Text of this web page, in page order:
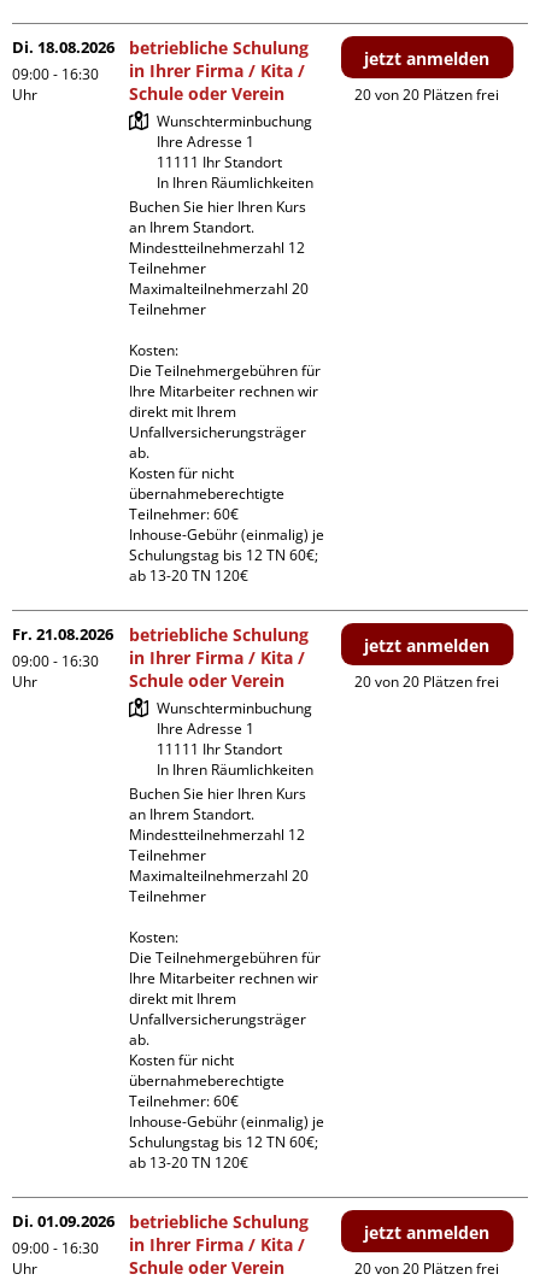
Di. 18.08.2026
09:00 - 16:30
Uhr
betriebliche Schulung
in Ihrer Firma / Kita /
Schule oder Verein
Wunschterminbuchung
Ihre Adresse 1
11111 Ihr Standort
In Ihren Räumlichkeiten
Buchen Sie hier Ihren Kurs
an Ihrem Standort.
Mindestteilnehmerzahl 12
Teilnehmer
Maximalteilnehmerzahl 20
Teilnehmer
Kosten:
Die Teilnehmergebühren für
Ihre Mitarbeiter rechnen wir
direkt mit Ihrem
Unfallversicherungsträger
ab.
Kosten für nicht
übernahmeberechtigte
Teilnehmer: 60€
Inhouse-Gebühr (einmalig) je
Schulungstag bis 12 TN 60€;
ab 13-20 TN 120€
jetzt anmelden
20 von 20 Plätzen frei
Fr. 21.08.2026
09:00 - 16:30
Uhr
betriebliche Schulung
in Ihrer Firma / Kita /
Schule oder Verein
Wunschterminbuchung
Ihre Adresse 1
11111 Ihr Standort
In Ihren Räumlichkeiten
Buchen Sie hier Ihren Kurs
an Ihrem Standort.
Mindestteilnehmerzahl 12
Teilnehmer
Maximalteilnehmerzahl 20
Teilnehmer
Kosten:
Die Teilnehmergebühren für
Ihre Mitarbeiter rechnen wir
direkt mit Ihrem
Unfallversicherungsträger
ab.
Kosten für nicht
übernahmeberechtigte
Teilnehmer: 60€
Inhouse-Gebühr (einmalig) je
Schulungstag bis 12 TN 60€;
ab 13-20 TN 120€
jetzt anmelden
20 von 20 Plätzen frei
Di. 01.09.2026
09:00 - 16:30
Uhr
betriebliche Schulung
in Ihrer Firma / Kita /
Schule oder Verein
jetzt anmelden
20 von 20 Plätzen frei